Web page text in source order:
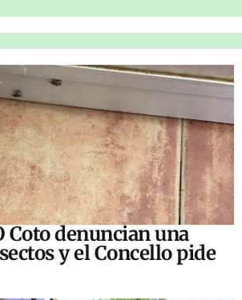
Coto denuncian una
y el Concello pide